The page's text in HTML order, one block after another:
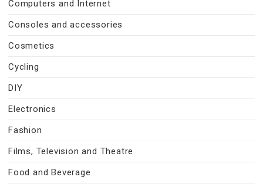
Computers and Internet
Consoles and accessories
Cosmetics
Cycling
DIY
Electronics
Fashion
Films, Television and Theatre
Food and Beverage